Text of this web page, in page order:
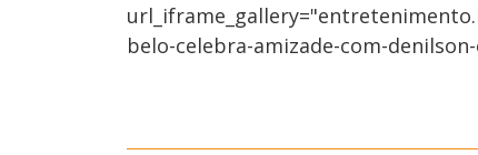
belo-celebra-amizade-com-